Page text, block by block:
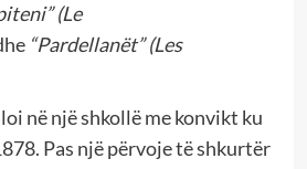
(Le
“Pardellanët” (Les
në një shkollë me konvikt ku
Pas një përvoje të shkurtër